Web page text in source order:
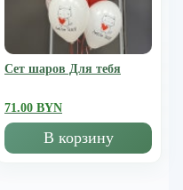
Сет шаров Для тебя
71.00 BYN
В корзину